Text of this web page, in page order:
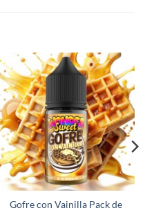
Gofre con Vainilla Pack de